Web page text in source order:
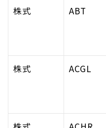
株式 ABT
株式 ACGL